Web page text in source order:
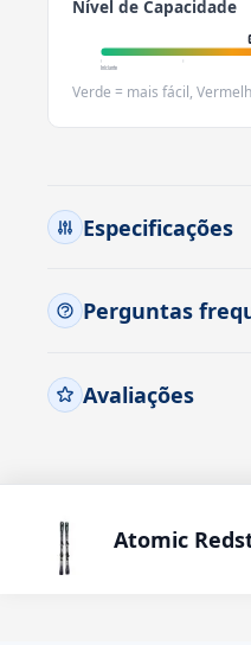
Nível de Capacidade
Iniciante
Verde = mais fácil,
Especificações
Perguntas
Avaliações
Atomic